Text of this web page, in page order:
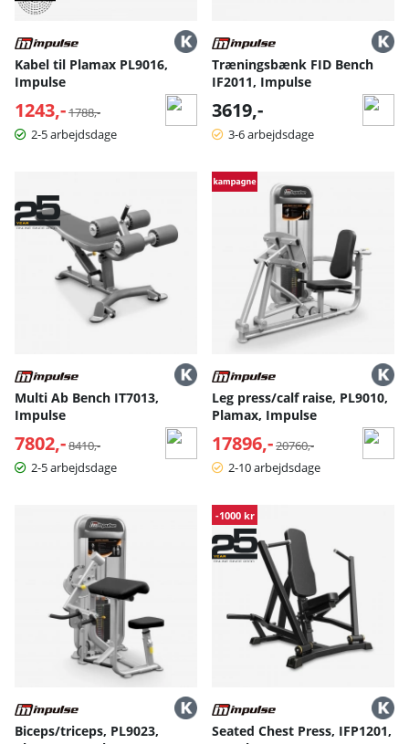
Kabel til Plamax PL9016,
Impulse
1243,- Normalpris:
1788,-
2-5 arbejdsdage
Træningsbænk FID Bench
IF2011, Impulse
3619,-
3-6 arbejdsdage
Multi Ab Bench IT7013,
Impulse
7802,- Normalpris:
8410,-
2-5 arbejdsdage
Leg press/calf raise, PL9010,
Plamax, Impulse
17896,- Normalpris:
20760,-
2-10 arbejdsdage
Biceps/triceps, PL9023,
-1000 kr
Seated Chest Press, IFP1201,